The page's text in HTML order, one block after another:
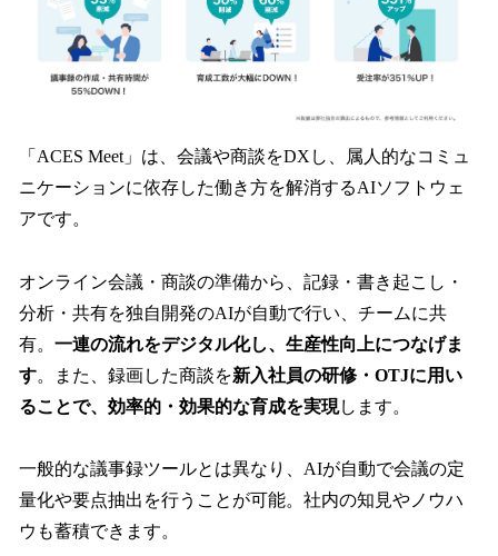
「ACES Meet」は、会議や商談をDXし、属人的なコミュ
ニケーションに依存した働き方を解消するAIソフトウェ
アです。
オンライン会議・商談の準備から、記録・書き起こし・
分析・共有を独自開発のAIが自動で行い、チームに共
有。 一連の流れをデジタル化し、生産性向上につなげま
す。また、録画した商談を新入社員の研修・OTJに用い
ることで、効率的・効果的な育成を実現します。
一般的な議事録ツールとは異なり、AIが自動で会議の定
量化や要点抽出を行うことが可能。社内の知見やノウハ
ウも蓄積できます。